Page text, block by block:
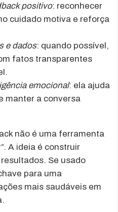
positivo: reconhecer
cuidado motiva e reforça
e dados: quando possível,
fatos transparentes
emocional: ela ajuda
manter a conversa
não é uma ferramenta
A ideia é construir
Se usado
para uma
mais saudáveis em